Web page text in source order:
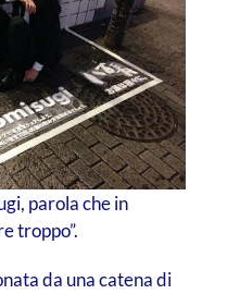
parola che in
troppo”.
da una catena di